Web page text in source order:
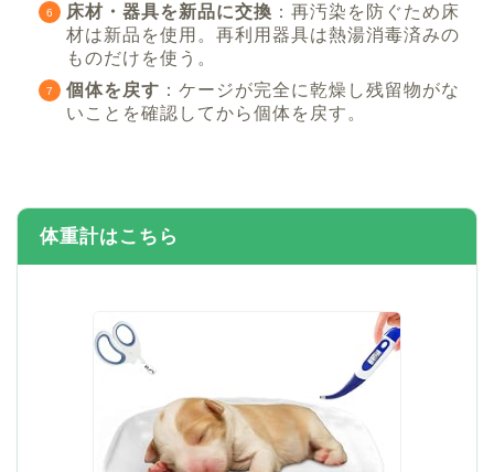
床材・器具を新品に交換 ：再汚染を防ぐため床
材は新品を使用。再利用器具は熱湯消毒済みの
ものだけを使う。
個体を戻す ：ケージが完全に乾燥し残留物がな
いことを確認してから個体を戻す。
体重計はこちら